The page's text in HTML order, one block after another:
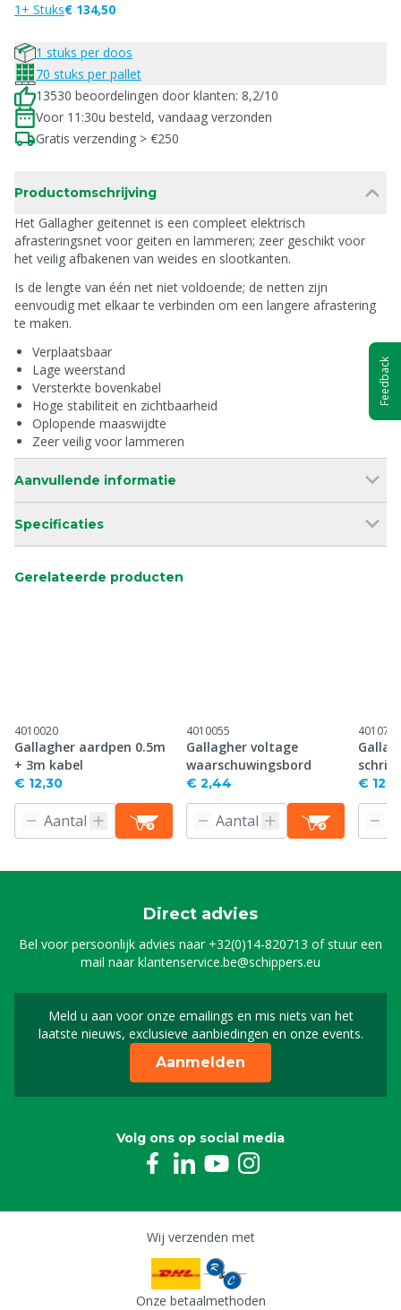
1+ Stuks€ 134,50
1 stuks per doos
70 stuks per pallet
13530 beoordelingen door klanten: 8,2/10
Voor 11:30u besteld, vandaag verzonden
Gratis verzending > €250
Productomschrijving
Het Gallagher geitennet is een compleet elektrisch
afrasteringsnet voor geiten en lammeren; zeer geschikt voor
het veilig afbakenen van weides en slootkanten.
Is de lengte van één net niet voldoende; de netten zijn
eenvoudig met elkaar te verbinden om een langere afrastering
te maken.
Verplaatsbaar
Lage weerstand
Versterkte bovenkabel
Hoge stabiliteit en zichtbaarheid
Oplopende maaswijdte
Zeer veilig voor lammeren
Aanvullende informatie
Specificaties
Gerelateerde producten
4010020
Gallagher aardpen 0.5m
+ 3m kabel
€ 12,30
4010055
Gallagher voltage
waarschuwingsbord
€ 2,44
4010712
€
Direct advies
Bel voor persoonlijk advies naar +32(0)14-820713 of stuur een
mail naarklantenservice.be@schippers.eu
Meld u aan voor onze emailings en mis niets van het
laatste nieuws, exclusieve aanbiedingen en onze events.
Meld u aan voor onze
Aanmelden
Volg ons op social media
Wij verzenden met
Onze betaalmethoden
Feedback